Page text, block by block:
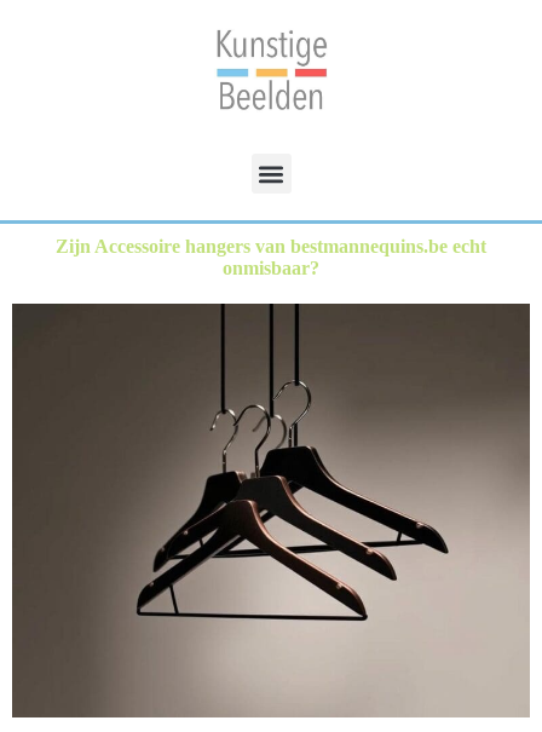
Zijn Accessoire hangers van bestmannequins.be echt
onmisbaar?